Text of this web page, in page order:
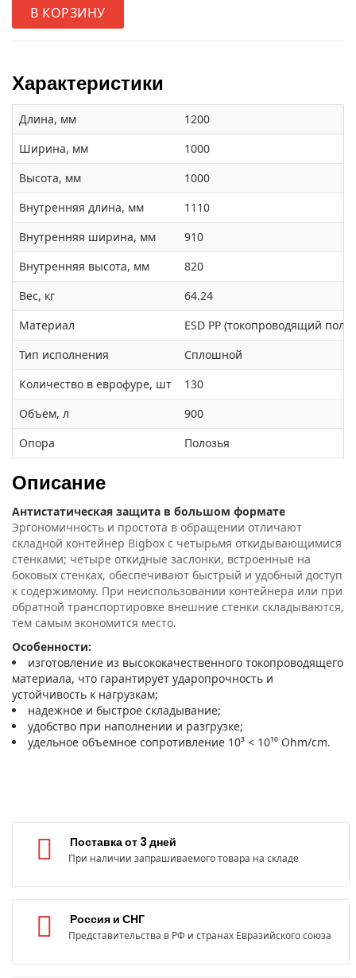
В КОРЗИНУ
Характеристики
Длина, мм
1200
Ширина, мм
1000
Высота, мм
1000
Внутренняя длина, мм
1110
Внутренняя ширина, мм
910
Внутренняя высота, мм
820
Вес, кг
64.24
Материал
ESD PP (токопроводящий
Тип исполнения
Сплошной
Количество в еврофуре, шт
130
Объем, л
900
Опора
Полозья
Описание
Антистатическая защита в большом формате
Эргономичность и простота в обращении отличают
складной контейнер Bigbox с четырьмя откидывающимися
стенками; четыре откидные заслонки, встроенные на
боковых стенках, обеспечивают быстрый и удобный доступ
к содержимому. При неиспользовании контейнера или при
обратной транспортировке внешние стенки складываются,
тем самым экономится место.
Особенности:
изготовление из высококачественного токопроводящего
материала, что гарантирует ударопрочность и
устойчивость к нагрузкам;
надежное и быстрое складывание;
удобство при наполнении и разгрузке;
удельное объемное сопротивление 10³ < 10¹⁰ Ohm/cm.
Поставка от 3 дней
При наличии запрашиваемого товара на складе
Россия и СНГ
Представительства в РФ и странах Евразийского союза